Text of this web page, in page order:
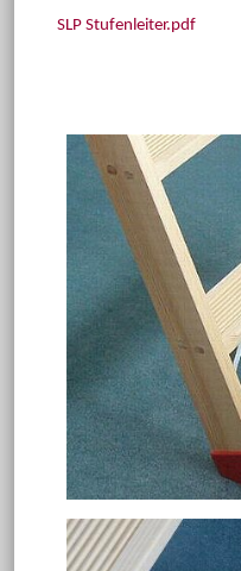
SLP Stufenleiter.pdf